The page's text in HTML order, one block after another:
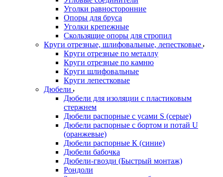
Уголки равносторонние
Опоры для бруса
Уголки крепежные
Скользящие опоры для стропил
Круги отрезные, шлифовальные, лепестковые
Круги отрезные по металлу
Круги отрезные по камню
Круги шлифовальные
Круги лепестковые
Дюбели
Дюбели для изоляции с пластиковым
стержнем
Дюбели распорные с усами S (серые)
Дюбели распорные c бортом и потай U
(оранжевые)
Дюбели распорные К (синие)
Дюбели бабочка
Дюбели-гвозди (Быстрый монтаж)
Рондоли